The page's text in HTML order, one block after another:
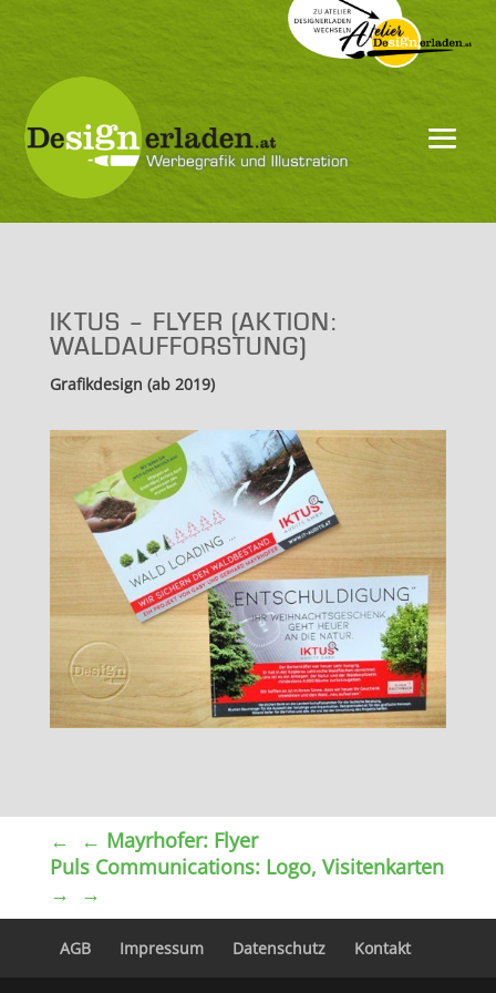
IKTUS – FLYER (AKTION:
WALDAUFFORSTUNG)
Grafikdesign (ab 2019)
← Mayrhofer: Flyer
Puls Communications: Logo, Visitenkarten
→
AGB Impressum Datenschutz Kontakt